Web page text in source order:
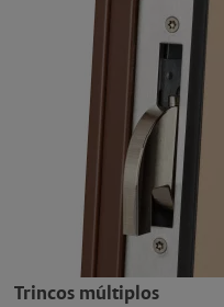
Trincos múltiplos